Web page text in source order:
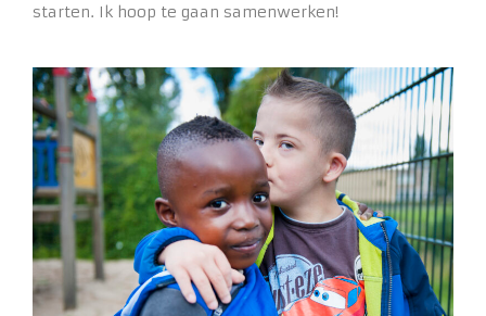
starten. Ik hoop te gaan samenwerken!